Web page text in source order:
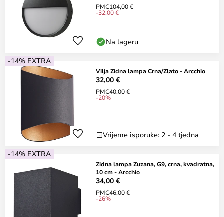
PMC104,00 €
-32,00 €
Na lageru
-14% EXTRA
Vilja Zidna lampa Crna/Zlato - Arcchio
32,00 €
PMC40,00 €
-20%
Vrijeme isporuke: 2 - 4 tjedna
-14% EXTRA
Zidna lampa Zuzana, G9, crna, kvadratna,
10 cm - Arcchio
34,00 €
PMC46,00 €
-26%